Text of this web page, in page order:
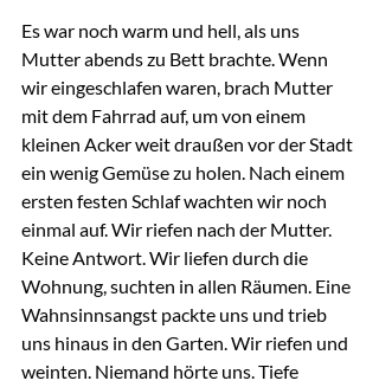
Es war noch warm und hell, als uns
Mutter abends zu Bett brachte. Wenn
wir eingeschlafen waren, brach Mutter
mit dem Fahrrad auf, um von einem
kleinen Acker weit draußen vor der Stadt
ein wenig Gemüse zu holen. Nach einem
ersten festen Schlaf wachten wir noch
einmal auf. Wir riefen nach der Mutter.
Keine Antwort. Wir liefen durch die
Wohnung, suchten in allen Räumen. Eine
Wahnsinnsangst packte uns und trieb
uns hinaus in den Garten. Wir riefen und
weinten. Niemand hörte uns. Tiefe